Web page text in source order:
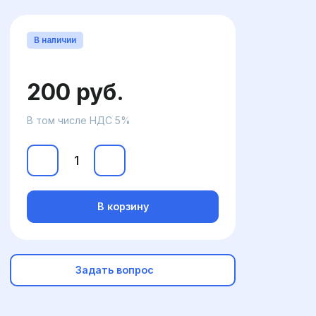
В наличии
200 руб.
В том числе НДС 5%
В корзину
Задать вопрос